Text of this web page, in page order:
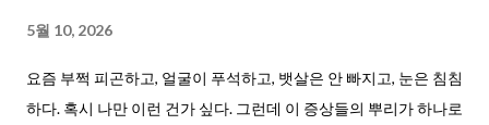
면 면역의 70%가 흔들린다 여러 연구를 모아보니, 하나의 공통 키
에 따르면, 성인 참가자를 세 그룹으로 나눠 8주간 식단 실험을 한
결과, 발효식품군에서 면역 ...
5월 10, 2026
요즘 부쩍 피곤하고, 얼굴이 푸석하고, 뱃살은 안 빠지고, 눈은 침침
하다. 혹시 나만 이런 건가 싶다. 그런데 이 증상들의 뿌리가 하나로